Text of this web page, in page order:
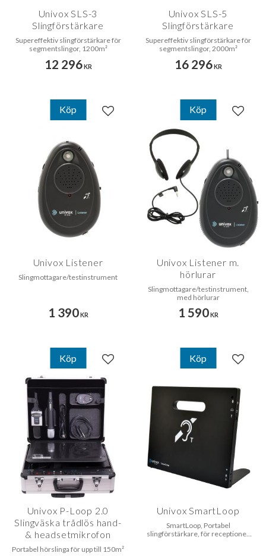
Univox SLS-3
Slingförstärkare
Supereffektiv slingförstärkare för
segmentslingor, 1200m²
12 296KR
Lägg till i favoriter
Köp
Univox SLS-5
Slingförstärkare
Supereffektiv slingförstärkare för
segmentslingor, 2000m²
16 296KR
Lägg
Köp
Univox Listener
Slingmottagare/testinstrument
1 390KR
Lägg till i favoriter
Köp
Univox Listener m.
hörlurar
Slingmottagare/testinstrument,
med hörlurar
1 590KR
Lägg
Köp
Univox P-Loop 2.0
Slingväska trådlös hand-
& headsetmikrofon
Portabel hörslinga för upp till 150m²
Univox SmartLoop
SmartLoop, Portabel
slingförstärkare, för receptioner